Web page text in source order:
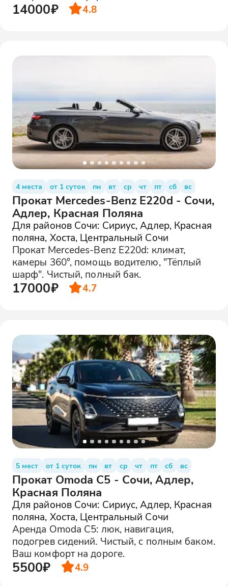
14000₽ 4.8
4 места от 1 суток пн вт ср чт пт сб вс
Прокат Mercedes-Benz E220d - Сочи,
Адлер, Красная Поляна
Для районов Сочи: Сириус, Адлер, Красная
поляна, Хоста, Центральный Сочи
Прокат Mercedes-Benz E220d: климат,
камеры 360°, помощь водителю, "Тёплый
шарф". Чистый, полный бак.
17000₽ 4.7
5 мест от 1 суток пн вт ср чт пт сб вс
Прокат Omoda C5 - Сочи, Адлер,
Красная Поляна
Для районов Сочи: Сириус, Адлер, Красная
поляна, Хоста, Центральный Сочи
Аренда Omoda C5: люк, навигация,
подогрев сидений. Чистый, с полным баком.
Ваш комфорт на дороге.
5500₽ 4.9